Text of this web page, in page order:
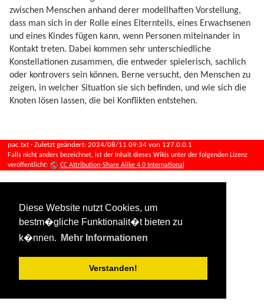
Diese Website nutzt Cookies, um
bestm�gliche Funktionalit�t bieten zu
k�nnen.
Mehr Informationen
Verstanden!
zwischen Menschen anhand derer modellhaften Vorstellung,
dass man sich in der Rolle eines Elternteils, eines Erwachsenen
und eines Kindes fügen kann, wenn Personen miteinander in
Kontakt treten. Dabei kommen sehr unterschiedliche
Konstellationen zusammen, die entweder spielerisch, sachlich
oder kontrovers sein können. Berne versucht, den Menschen zu
zeigen, in welcher Situation sie sich befinden, und wie sich die
Knoten lösen lassen, die bei Konflikten entstehen.
pac.txt · Zuletzt geändert:2024/08/11 09:34 von 127.0.0.1
Falls nicht anders bezeichnet, ist der Inhalt dieses Wikis unter der folgenden Lizenz
veröffentlicht:
CC Attribution-Share Alike 4.0 International